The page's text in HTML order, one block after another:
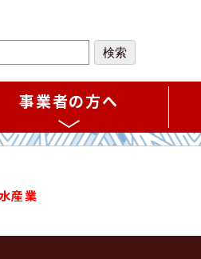
事業者の方へ
産業